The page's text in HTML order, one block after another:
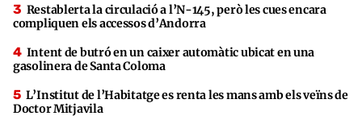
Restablerta la circulació a l’N-145, però les cues encara
compliquen els accessos d’Andorra
Intent de butró en un caixer automàtic ubicat en una
gasolinera de Santa Coloma
L’Institut de l’Habitatge es renta les mans amb els veïns de
Doctor Mitjavila